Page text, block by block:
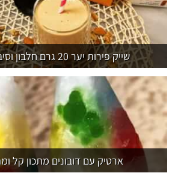
שייק פירות יער 20 גרם חלבון וסיבים תזונתיים
ארטיק עם דובונים מתכון קל